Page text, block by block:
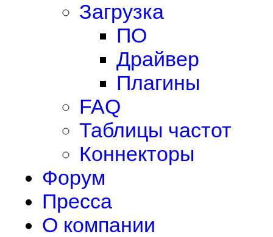
Загрузка
ПО
Драйвер
Плагины
FAQ
Таблицы частот
Коннекторы
Форум
Пресса
О компании